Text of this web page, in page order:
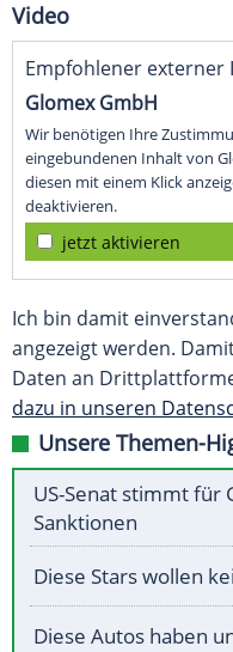
Video
Empfohlener externer
Glomex GmbH
Wir benötigen Ihre
eingebundenen Inhalt von
diesen mit einem Klick
deaktivieren.
jetzt aktivieren
Ich bin damit
angezeigt werden.
Daten an
dazu in unseren
Unsere Themen-
US-Senat stimmt für
Sanktionen
Diese Stars wollen
Diese Autos haben